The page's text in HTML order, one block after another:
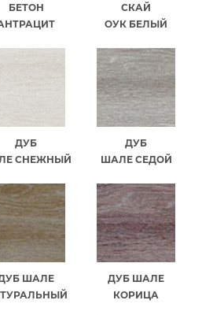
БЕТОН
СКАЙ
ОУК БЕЛЫЙ
ДУБ
СНЕЖНЫЙ
ДУБ
ШАЛЕ СЕДОЙ
ШАЛЕ
ДУБ ШАЛЕ
КОРИЦА